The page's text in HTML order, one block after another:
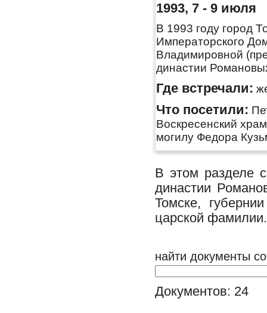
1993, 7 - 9 июля
В 1993 году город
Императорского
Владимировной
династии
Где встречали:
Что посетили:
Воскресенский
могилу Федора
В этом разделе
династии
Томске,
царской фамилии.
найти документы
Документов: 24